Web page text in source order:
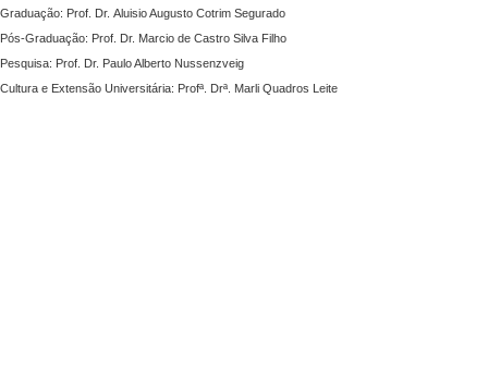
Graduação: Prof. Dr. Aluisio Augusto Cotrim Segurado
Pós-Graduação: Prof. Dr. Marcio de Castro Silva Filho
Pesquisa: Prof. Dr. Paulo Alberto Nussenzveig
Cultura e Extensão Universitária: Profª. Drª. Marli Quadros Leite